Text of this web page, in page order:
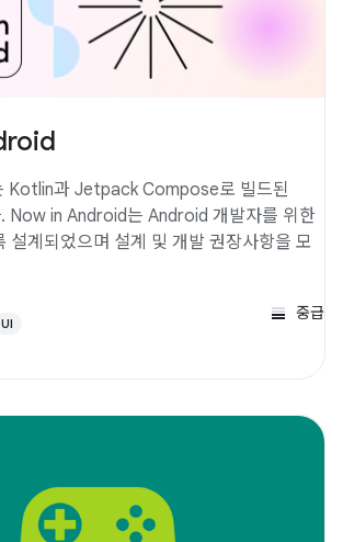
Kotlin과 Jetpack Compose로 빌드된
Now in Android는 Android 개발자를 위한
설계되었으며 설계 및 개발 권장사항을 모
UI
중급